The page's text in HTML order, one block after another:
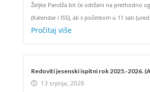
Željke Pandža bit će održani na prethodno
(Kalendar i ISS), ali s početkom u 11 sati
Pročitaj više
Redoviti jesenski ispitni rok 2025.-2026.
13 srpnja, 2026